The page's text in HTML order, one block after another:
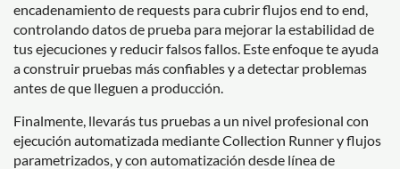
encadenamiento de requests para cubrir flujos end to end,
controlando datos de prueba para mejorar la estabilidad de
tus ejecuciones y reducir falsos fallos. Este enfoque te ayuda
a construir pruebas más confiables y a detectar problemas
antes de que lleguen a producción.
Finalmente, llevarás tus pruebas a un nivel profesional con
ejecución automatizada mediante Collection Runner y flujos
parametrizados, y con automatización desde línea de